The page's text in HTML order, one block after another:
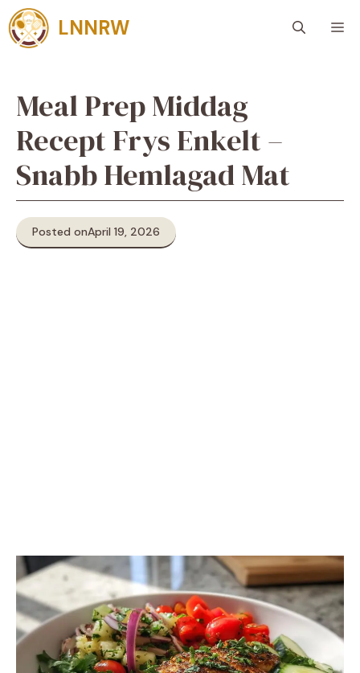
Skip
to
content
LNNRW
Meal Prep Middag
Recept Frys Enkelt –
Snabb Hemlagad Mat
Posted onApril 19, 2026